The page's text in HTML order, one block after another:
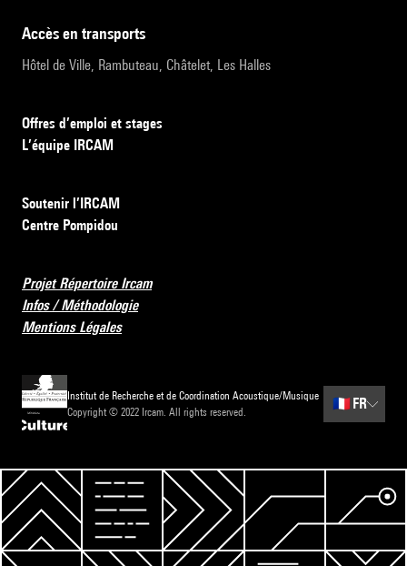
accès en transports
Hôtel de Ville, Rambuteau, Châtelet, Les Halles
Offres d’emploi et stages
L’équipe IRCAM
Soutenir l’IRCAM
Centre Pompidou
Projet Répertoire Ircam
Infos / Méthodologie
Mentions Légales
Institut de Recherche et de Coordination Acoustique/Musique
Copyright © 2022 Ircam. All rights reserved.
🇫🇷 FR